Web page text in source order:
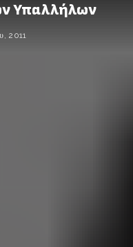
Υπαλλήλων
2011